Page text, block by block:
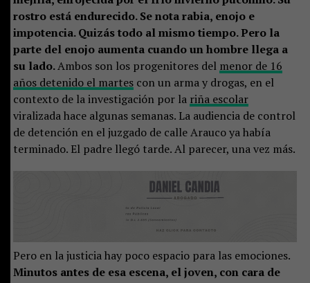
rostro está endurecido. Se nota rabia, enojo e
impotencia. Quizás todo al mismo tiempo. Pero la
parte del enojo aumenta cuando un hombre llega a
su lado.Ambos son los progenitores del menor de 16
años detenido el martescon un arma y drogas, en el
contexto de la investigación por la riña escolar
viralizada hace algunas semanas. La audiencia de control
de detención en el juzgado de calle Arauco ya había
terminado. El padre llegó tarde. Al parecer, una vez más.
Pero en la justicia hay poco espacio para las emociones.
Minutos antes de esa escena, el joven, con cara de